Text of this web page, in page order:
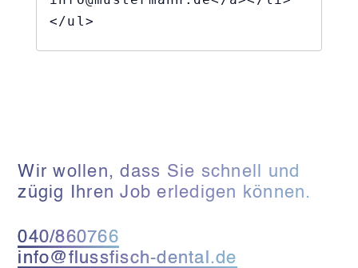
</ul>
Wir wollen, dass Sie schnell und
zügig Ihren Job erledigen können.
040/860766
info@flussfisch-dental.de